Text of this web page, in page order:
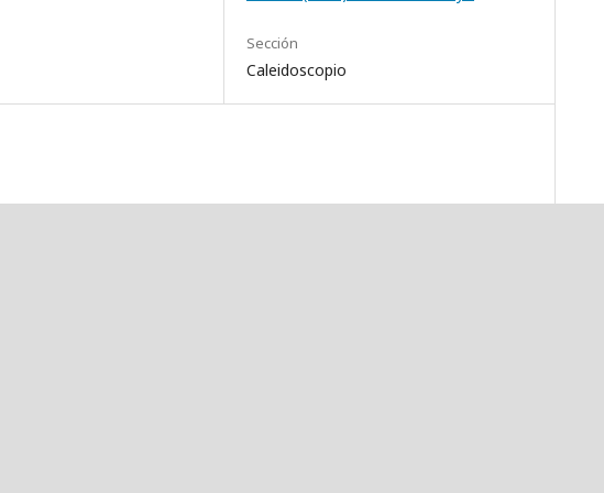
Sección
Caleidoscopio